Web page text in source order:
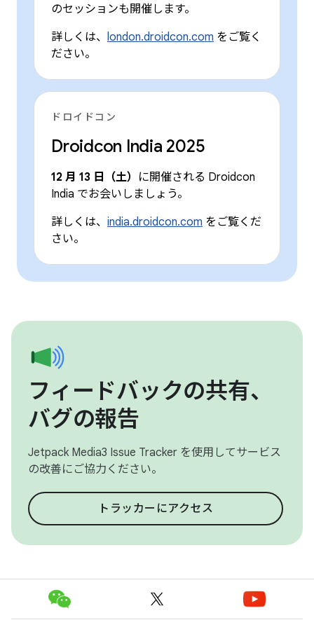
のセッションも開催します。
詳しくは、
london.droidcon.com をご覧く
ださい。
ドロイドコン
Droidcon India 2025
12 月 13 日（土） に開催される Droidcon
India でお会いしましょう。
詳しくは、 india.droidcon.com をご覧くだ
さい。
フィードバックの共有、
バグの報告
Jetpack Media3 Issue Tracker を使用してサービス
の改善にご協力ください。
トラッカーにアクセス